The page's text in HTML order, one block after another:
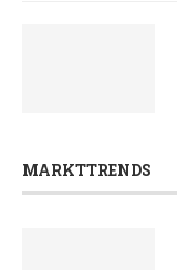
MARKTTRENDS